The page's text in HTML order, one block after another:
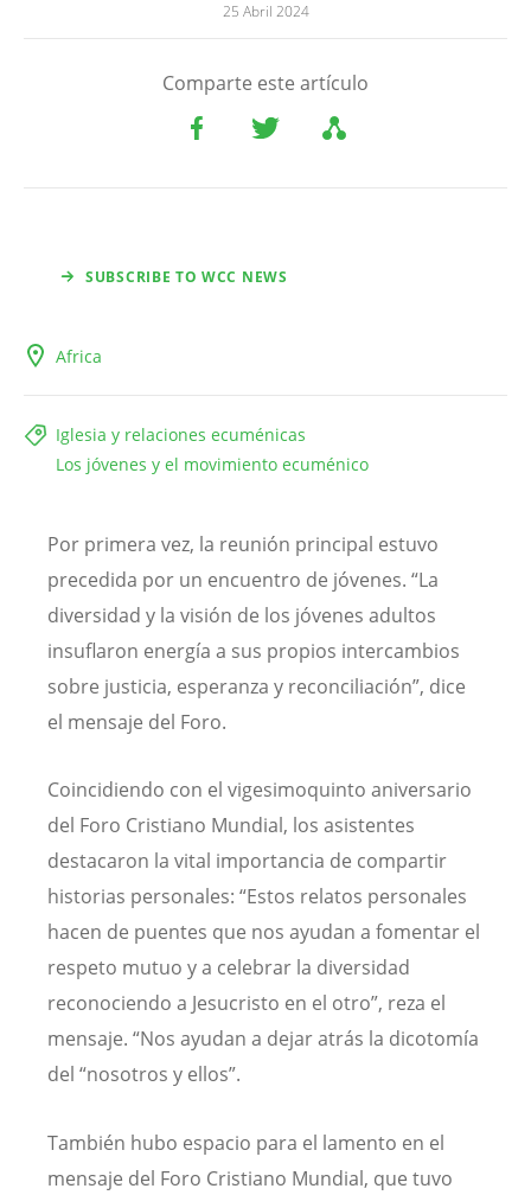
25 Abril 2024
Comparte este artículo
SUBSCRIBE TO WCC NEWS
Africa
Iglesia y relaciones ecuménicas
Los jóvenes y el movimiento ecuménico
Por primera vez, la reunión principal estuvo
precedida por un encuentro de jóvenes. “La
diversidad y la visión de los jóvenes adultos
insuflaron energía a sus propios intercambios
sobre justicia, esperanza y reconciliación”, dice
el mensaje del Foro.
Coincidiendo con el vigesimoquinto aniversario
del Foro Cristiano Mundial, los asistentes
destacaron la vital importancia de compartir
historias personales: “Estos relatos personales
hacen de puentes que nos ayudan a fomentar el
respeto mutuo y a celebrar la diversidad
reconociendo a Jesucristo en el otro”, reza el
mensaje. “Nos ayudan a dejar atrás la dicotomía
del “nosotros y ellos”.
También hubo espacio para el lamento en el
mensaje del Foro Cristiano Mundial, que tuvo